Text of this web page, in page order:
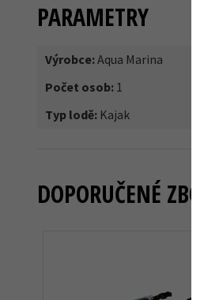
PARAMETRY
Výrobce:Aqua Marina
Počet osob: 1
Typ lodě: Kajak
DOPORUČENÉ ZBOŽÍ